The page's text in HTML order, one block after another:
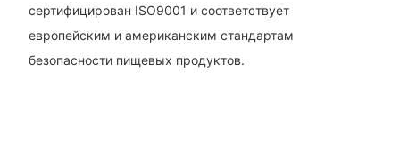
сертифицирован ISO9001 и соответствует
европейским и американским стандартам
безопасности пищевых продуктов.